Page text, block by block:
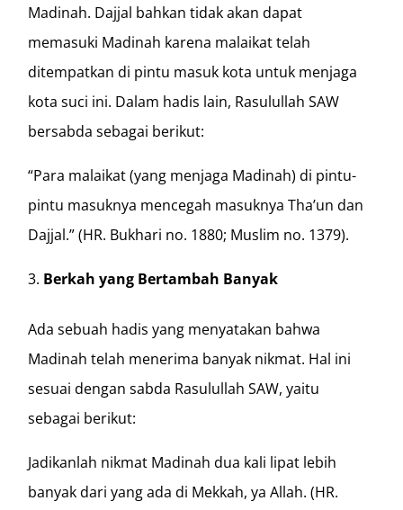
Madinah. Dajjal bahkan tidak akan dapat
memasuki Madinah karena malaikat telah
ditempatkan di pintu masuk kota untuk menjaga
kota suci ini. Dalam hadis lain, Rasulullah SAW
bersabda sebagai berikut:
“Para malaikat (yang menjaga Madinah) di pintu-
pintu masuknya mencegah masuknya Tha’un dan
Dajjal.” (HR. Bukhari no. 1880; Muslim no. 1379).
Berkah yang Bertambah Banyak
Ada sebuah hadis yang menyatakan bahwa
Madinah telah menerima banyak nikmat. Hal ini
sesuai dengan sabda Rasulullah SAW, yaitu
sebagai berikut:
Jadikanlah nikmat Madinah dua kali lipat lebih
banyak dari yang ada di Mekkah, ya Allah. (HR.